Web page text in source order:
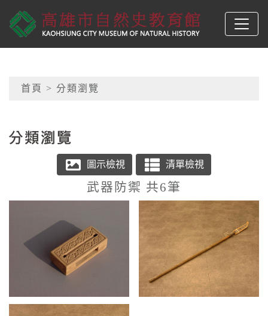
高雄市自然史教育館
網頁導覽
首頁 > 分類瀏覽
武器防禦 共6筆